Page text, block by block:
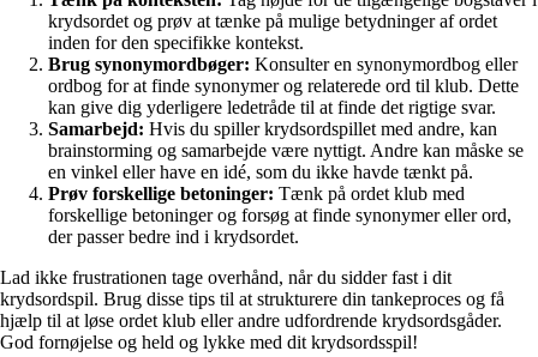
krydsordet og prøv at tænke på mulige betydninger af ordet
inden for den specifikke kontekst.
Brug synonymordbøger: Konsulter en synonymordbog eller
ordbog for at finde synonymer og relaterede ord til klub. Dette
kan give dig yderligere ledetråde til at finde det rigtige svar.
Samarbejd: Hvis du spiller krydsordspillet med andre, kan
brainstorming og samarbejde være nyttigt. Andre kan måske se
en vinkel eller have en idé, som du ikke havde tænkt på.
Prøv forskellige betoninger: Tænk på ordet klub med
forskellige betoninger og forsøg at finde synonymer eller ord,
der passer bedre ind i krydsordet.
Lad ikke frustrationen tage overhånd, når du sidder fast i dit
krydsordspil. Brug disse tips til at strukturere din tankeproces og få
hjælp til at løse ordet klub eller andre udfordrende krydsordsgåder.
God fornøjelse og held og lykke med dit krydsordsspil!